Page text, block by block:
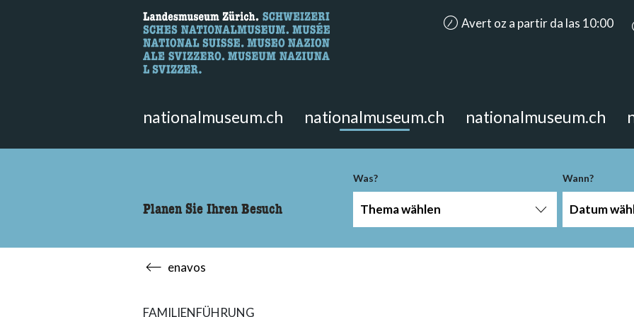
Hier können Sie nach Inhalten der Seite suchen.
accessibility.aria.opening_hours:
Avert oz a partir da las 10:00
nationalmuseum.ch nationalmuseum.ch nationalmuseum.ch
Planen Sie Ihren Besuch
Was?
Thema wählen
Wann?
Datum
enavos
FAMILIENFÜHRUNG